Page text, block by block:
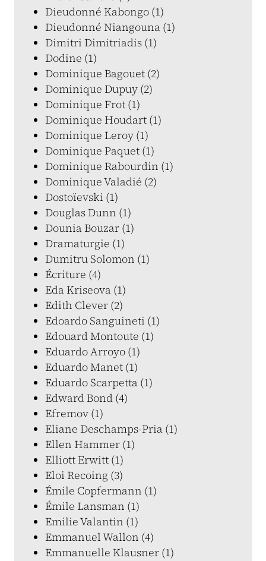
Dieudonné Kabongo (1)
Dieudonné Niangouna (1)
Dimitri Dimitriadis (1)
Dodine (1)
Dominique Bagouet (2)
Dominique Dupuy (2)
Dominique Frot (1)
Dominique Houdart (1)
Dominique Leroy (1)
Dominique Paquet (1)
Dominique Rabourdin (1)
Dominique Valadié (2)
Dostoïevski (1)
Douglas Dunn (1)
Dounia Bouzar (1)
Dramaturgie (1)
Dumitru Solomon (1)
Écriture (4)
Eda Kriseova (1)
Edith Clever (2)
Edoardo Sanguineti (1)
Edouard Montoute (1)
Eduardo Arroyo (1)
Eduardo Manet (1)
Eduardo Scarpetta (1)
Edward Bond (4)
Efremov (1)
Eliane Deschamps-Pria (1)
Ellen Hammer (1)
Elliott Erwitt (1)
Eloi Recoing (3)
Émile Copfermann (1)
Émile Lansman (1)
Emilie Valantin (1)
Emmanuel Wallon (4)
Emmanuelle Klausner (1)